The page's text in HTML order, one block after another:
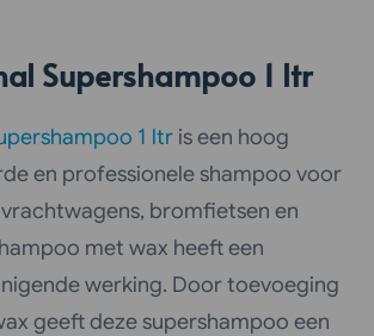
Supershampoo 1 ltr
1 ltr is een hoog
en professionele shampoo voor
vrachtwagens, bromfietsen en
met wax heeft een
werking. Door toevoeging
geeft deze supershampoo een